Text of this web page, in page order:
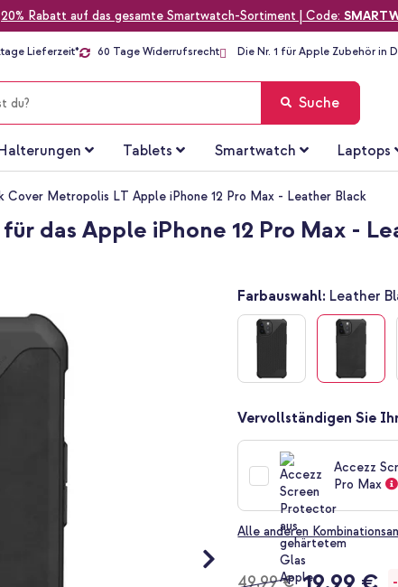
20% Rabatt auf das gesamte Smartwatch-Sortiment | Code:
Lieferzeit* 60 Tage Widerrufsrecht Die Nr. 1 für Apple Zubehör in
Suche
Tablets Smartwatch Laptops
Cover Metropolis LT Apple iPhone 12 Pro Max - Leather Black
das Apple iPhone 12 Pro Max -
Farbauswahl: Leather
Vervollständigen Sie
Accezz
Pro Max
Alle anderen
49,99 €